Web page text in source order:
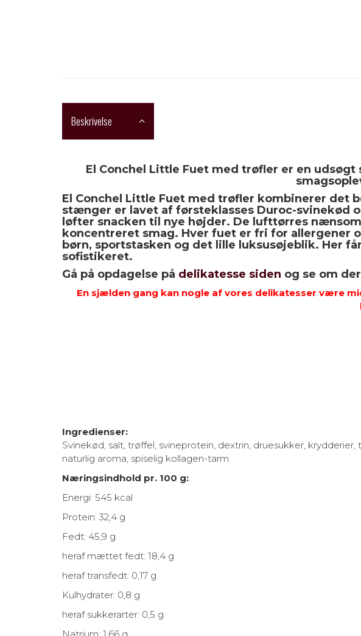
Beskrivelse
El Conchel Little Fuet med trøfler er en
El Conchel Little Fuet med trøfler kombinerer det
stænger er lavet af førsteklasses Duroc-
løfter snacken til nye højder. De lufttørres
koncentreret smag. Hver fuet er fri for allergener
børn, sportstasken og det lille luksusøjeblik. Her
sofistikeret.
Gå på opdagelse på delikatesse siden og se om
En sjælden gang kan nogle af vores delikatesser være
Ingredienser:
Svinekød, salt, trøffel, svineprotein, dextrin, druesukker, krydderier,
naturlig aroma, spiselig kollagen-tarm.
Næringsindhold pr. 100 g:
Energi: 545 kcal
Protein: 32,4 g
Fedt: 45,9 g
heraf mættet fedt: 18,4 g
heraf transfedt: 0,17 g
Kulhydrater: 0,8 g
heraf sukkerarter: 0,5 g